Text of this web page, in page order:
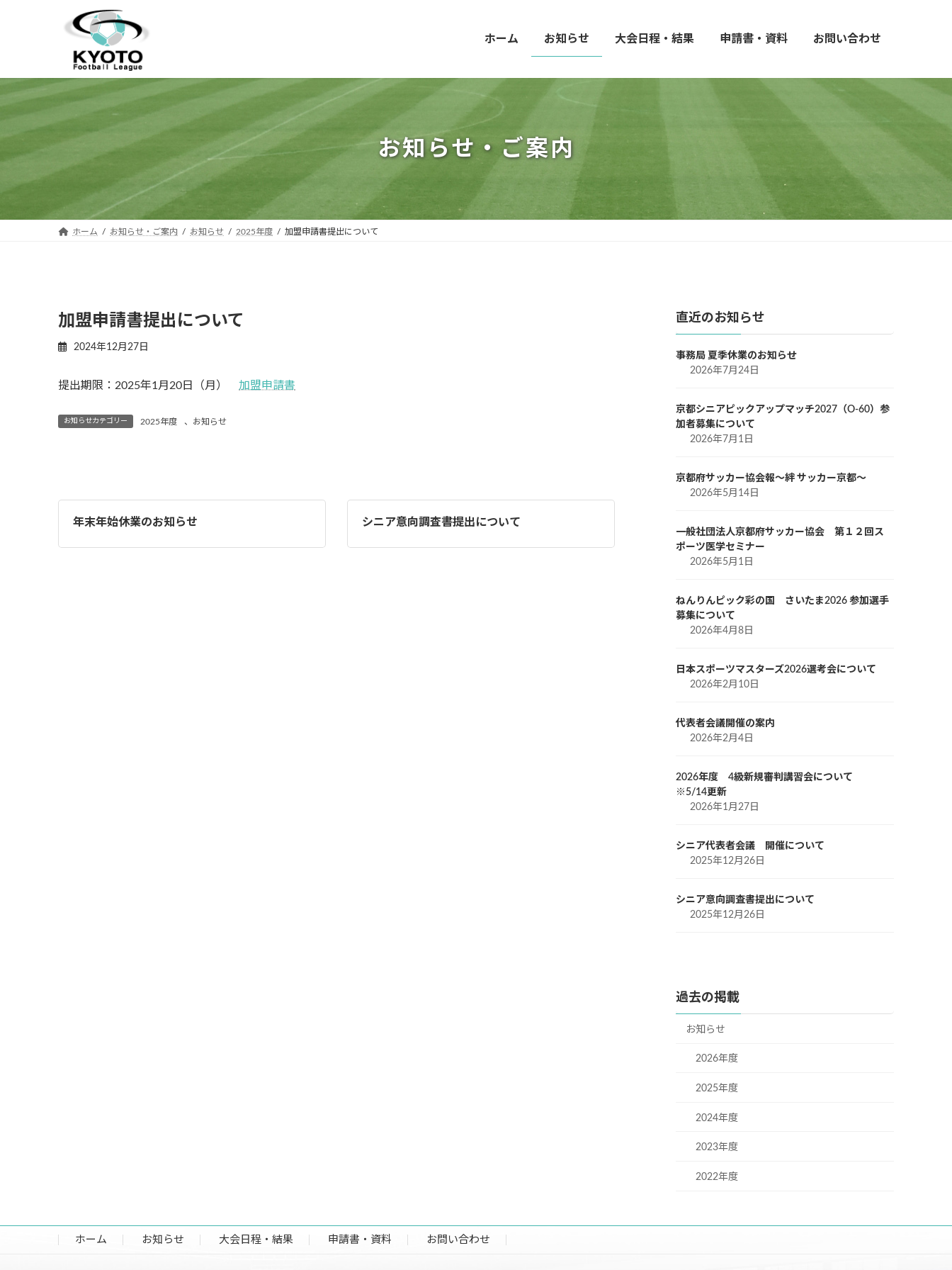
ツ
へ
プ
シ
ョ
動
ホーム お知らせ 大会日程・結果 申請書・資料 お問い合わせ
お知らせ・ご案内
ホーム お知らせ・ご案内 お知らせ 2025年度 加盟申請書提出について
加盟申請書提出について
2024年12月27日
提出期限：2025年1月20日（月）加盟申請書
お知らせカテゴリー 2025年度 、 お知らせ
年末年始休業のお知らせ シニア意向調査書提出について
直近のお知らせ
事務局 夏季休業のお知らせ
2026年7月24日
京都シニアピックアップマッチ2027（O-60）参
加者募集について
2026年7月1日
京都府サッカー協会報～絆 サッカー京都～
2026年5月14日
一般社団法人京都府サッカー協会 第１２回ス
ポーツ医学セミナー
2026年5月1日
ねんりんピック彩の国 さいたま2026 参加選手
募集について
2026年4月8日
日本スポーツマスターズ2026選考会について
2026年2月10日
代表者会議開催の案内
2026年2月4日
2026年度 4級新規審判講習会について
※5/14更新
2026年1月27日
シニア代表者会議 開催について
2025年12月26日
シニア意向調査書提出について
2025年12月26日
過去の掲載
お知らせ
2026年度
2025年度
2024年度
2023年度
2022年度
ホーム お知らせ 大会日程・結果 申請書・資料 お問い合わせ